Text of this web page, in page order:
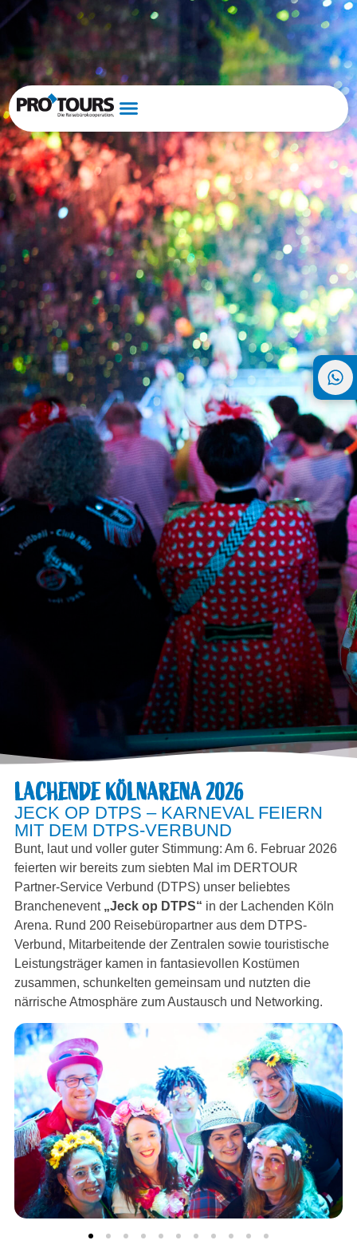
LACHENDE KÖLNARENA 2026
JECK OP DTPS – KARNEVAL FEIERN
MIT DEM DTPS-VERBUND
Bunt, laut und voller guter Stimmung: Am 6. Februar 2026
feierten wir bereits zum siebten Mal im DERTOUR
Partner-Service Verbund (DTPS) unser beliebtes
Branchenevent „Jeck op DTPS“ in der Lachenden Köln
Arena. Rund 200 Reisebüropartner aus dem DTPS-
Verbund, Mitarbeitende der Zentralen sowie touristische
Leistungsträger kamen in fantasievollen Kostümen
zusammen, schunkelten gemeinsam und nutzten die
närrische Atmosphäre zum Austausch und Networking.